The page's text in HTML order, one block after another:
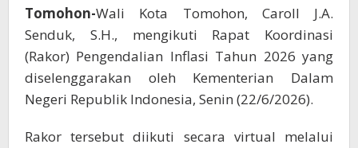
Tomohon-Wali Kota Tomohon, Caroll J.A.
Senduk, S.H., mengikuti Rapat Koordinasi
(Rakor) Pengendalian Inflasi Tahun 2026 yang
diselenggarakan oleh Kementerian Dalam
Negeri Republik Indonesia, Senin (22/6/2026).
Rakor tersebut diikuti secara virtual melalui